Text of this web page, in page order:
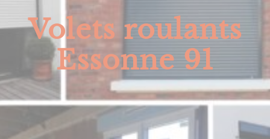
Volets roulants
Essonne 91